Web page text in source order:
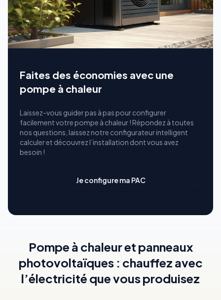
Faites des économies avec une
pompe à chaleur
Laissez-vous guider pas à pas pour configurer
facilement votre pompe à chaleur ! Répondez à toutes
nos questions, laissez notre configurateur intelligent
calculer et découvrez l’installation dont vous avez
besoin !
Je configure ma PAC
Pompe à chaleur et panneaux
photovoltaïques : chauffez avec
l’électricité que vous produisez